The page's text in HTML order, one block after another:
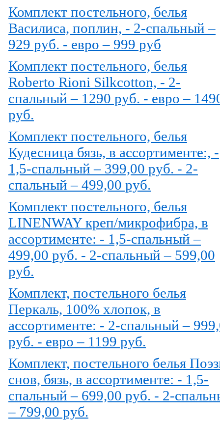
Комплект постельного, белья
Василиса, поплин, - 2-спальный –
929 руб. - евро – 999 руб
Комплект постельного, белья
Roberto Rioni Silkcotton, - 2-
спальный – 1290 руб. - евро –
руб.
Комплект постельного, белья
Кудесница бязь, в ассортименте:, -
1,5-спальный – 399,00 руб. - 2-
спальный – 499,00 руб.
Комплект постельного, белья
LINENWAY креп/микрофибра, в
ассортименте: - 1,5-спальный –
499,00 руб. - 2-спальный – 599,00
руб.
Комплект, постельного белья
Перкаль, 100% хлопок, в
ассортименте: - 2-спальный –
руб. - евро – 1199 руб.
Комплект, постельного белья
снов, бязь, в ассортименте: - 1,5-
спальный – 699,00 руб. - 2-
– 799,00 руб.